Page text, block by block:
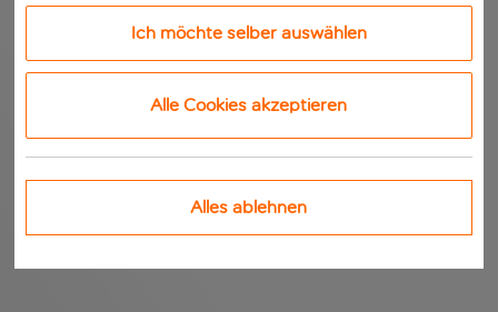
Ich möchte selber auswählen
Alle Cookies akzeptieren
Alles ablehnen